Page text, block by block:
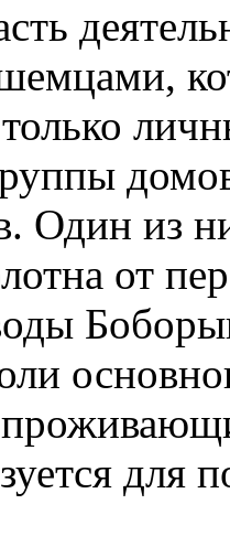
Один из
от
для